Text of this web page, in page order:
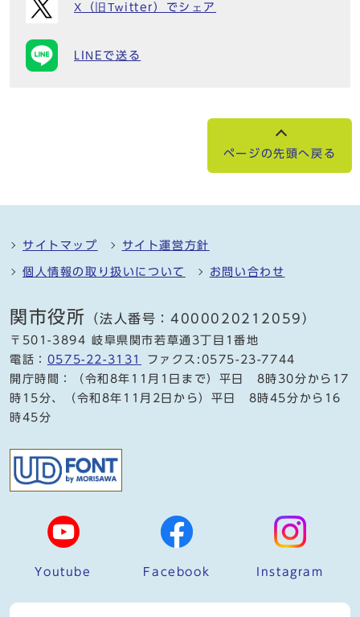
X（旧Twitter）でシェア
LINEで送る
ページの先頭へ戻る
サイトマップ サイト運営方針
個人情報の取り扱いについて お問い合わせ
関市役所 （法人番号：4000020212059）
〒501-3894 岐阜県関市若草通3丁目1番地
電話： 0575-22-3131
ファクス:0575-23-7744
開庁時間：（令和8年11月1日まで）平日 8時30分から17
時15分、（令和8年11月2日から）平日 8時45分から16
時45分
Youtube Facebook Instagram